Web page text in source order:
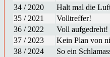
34 / 2020
Halt mal die
35 / 2021
Volltreffer!
36 / 2022
Voll aufgedreht!
37 / 2023
Kein Plan von
38 / 2024
So ein